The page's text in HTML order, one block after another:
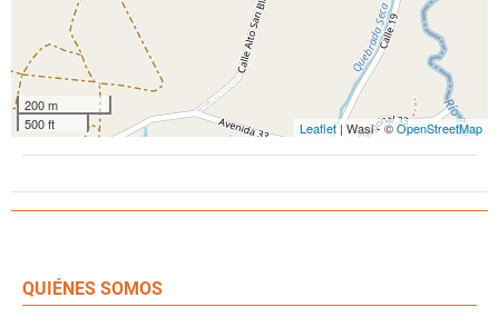
200 m
500 ft
Leaflet| Wasi - ©OpenStreetMap
QUIÉNES SOMOS